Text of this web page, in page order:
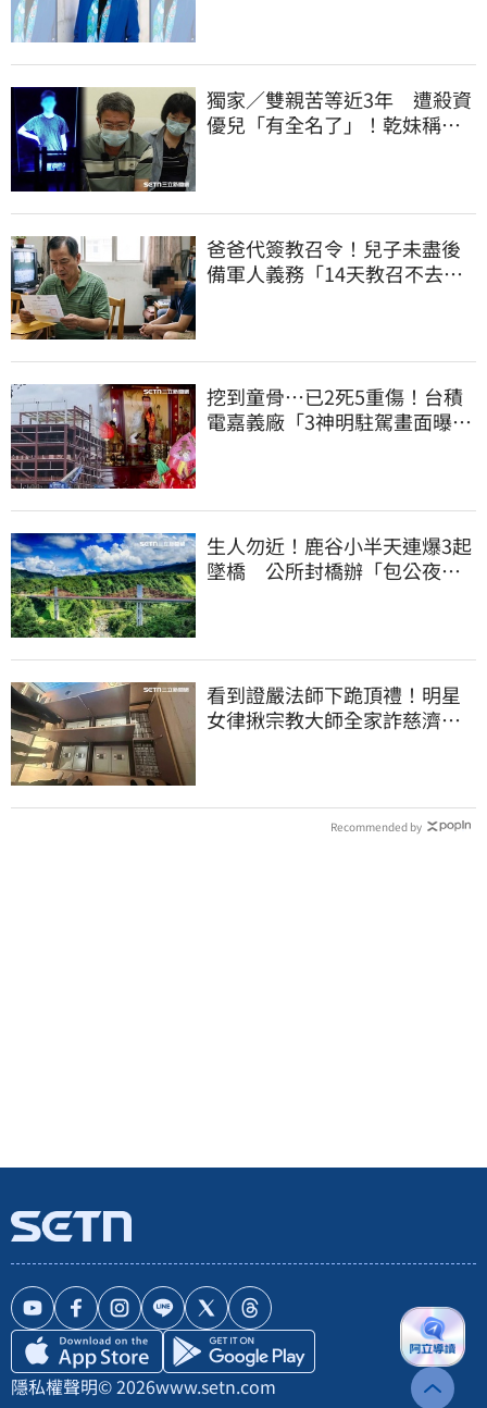
獨家／雙親苦等近3年 遭殺資
優兒「有全名了」！乾妹稱賠
爸爸代簽教召令！兒子未盡後
備軍人義務「14天教召不去」
挖到童骨…已2死5重傷！台積
電嘉義廠「3神明駐駕畫面曝
生人勿近！鹿谷小半天連爆3起
墜橋 公所封橋辦「包公夜
看到證嚴法師下跪頂禮！明星
女律揪宗教大師全家詐慈濟…
Recommended by
隱私權聲明© 2026www.setn.com